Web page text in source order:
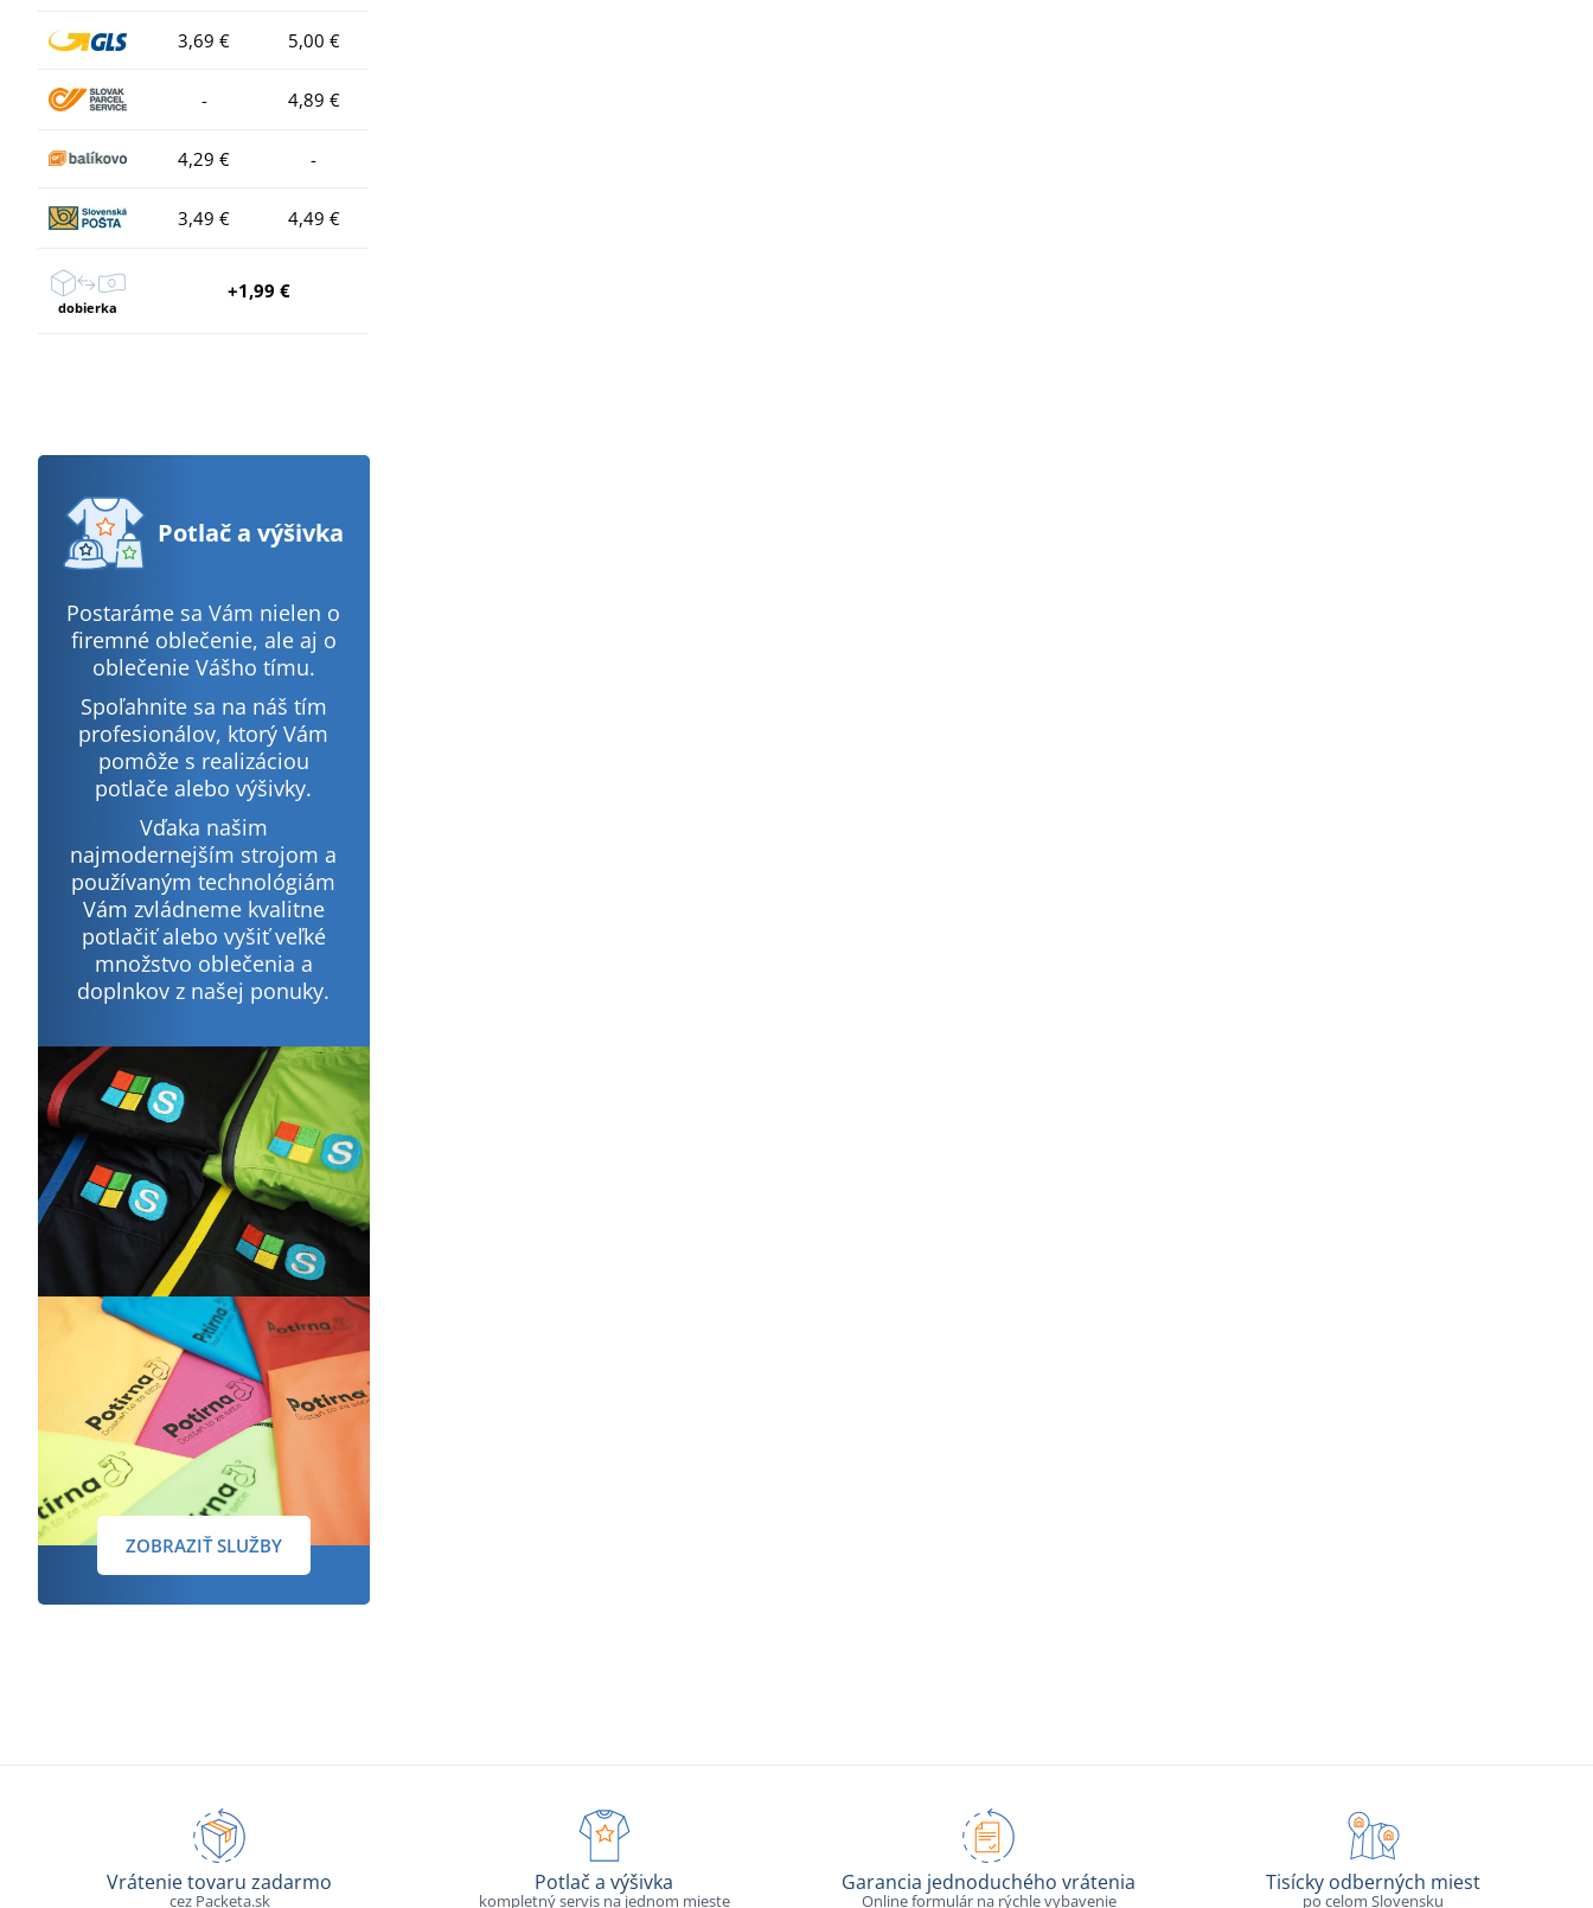
3,69 € 5,00 €
- 4,89 €
4,29 € -
3,49 € 4,49 €
dobierka
+1,99 €
Potlača výšivka
Postaráme sa Vám nielen o
firemné oblečenie, ale aj o
oblečenie Vášho tímu.
Spoľahnite sa na náš tím
profesionálov, ktorý Vám
pomôže s realizáciou
potlače alebo výšivky.
Vďaka našim
najmodernejším strojom a
používaným technológiám
Vám zvládneme kvalitne
potlačiť alebo vyšiť veľké
množstvo oblečenia a
doplnkov z našej ponuky.
ZOBRAZIŤ SLUŽBY
Vrátenie tovaru zadarmo
cez Packeta.sk
Potlač a výšivka
kompletný servis na jednom mieste
Garancia jednoduchého vrátenia
Online formulár na rýchle vybavenie
Tisícky odberných miest
po celom Slovensku